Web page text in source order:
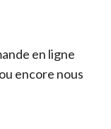
en ligne
encore nous